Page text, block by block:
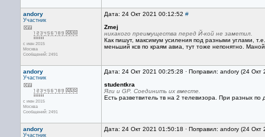
andory
Участник
с июн 2015
Москва
Сообщений: 2491
Дата: 24 Окт 2021 00:12:52 #
Zmej
никакого преимущества перед Й-кой не заметил.
Как пишут, максимум усиления под разными углами,
меньший ксв по краям авиа, тут тоже непонятно.
andory
Участник
с июн 2015
Москва
Сообщений: 2491
Дата: 24 Окт 2021 00:25:28 · Поправил: andory (24
studentkra
Яги и GP. Соединить их вместе.
Есть разветвитель тв на 2 телевизора. При разных по
andory
Участник
Дата: 24 Окт 2021 01:50:18 · Поправил: andory (24